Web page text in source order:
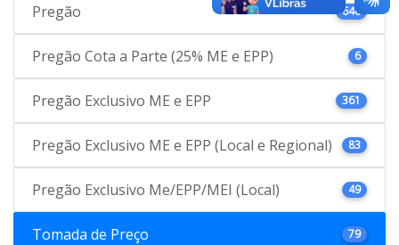
Pregão 646
Pregão Cota a Parte (25% ME e EPP) 6
Pregão Exclusivo ME e EPP 361
Pregão Exclusivo ME e EPP (Local e Regional) 83
Pregão Exclusivo Me/EPP/MEI (Local) 49
Tomada de Preço 79